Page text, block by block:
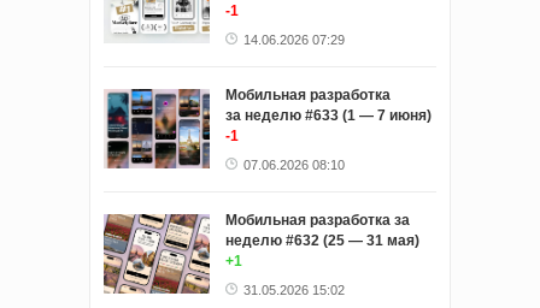
-1
14.06.2026 07:29
Мобильная разработка
за неделю #633 (1 — 7 июня)
-1
07.06.2026 08:10
Мобильная разработка за
неделю #632 (25 — 31 мая)
+1
31.05.2026 15:02